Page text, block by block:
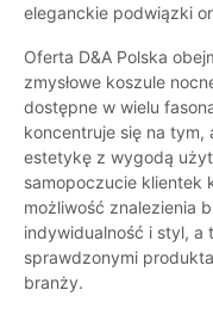
eleganckie podwiązki
Oferta D&A Polska
zmysłowe koszule
dostępne w wielu
koncentruje się na
estetykę z wygodą
samopoczucie klientek
możliwość znalezienia
indywidualność i styl, a
sprawdzonymi
branży.